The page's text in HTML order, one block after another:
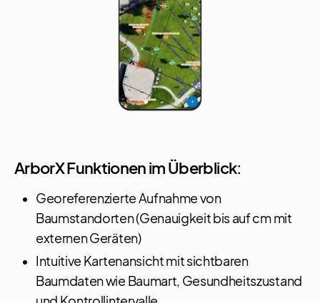
ArborX Funktionen im Überblick:
Georeferenzierte Aufnahme von
Baumstandorten (Genauigkeit bis auf cm mit
externen Geräten)
Intuitive Kartenansicht mit sichtbaren
Baumdaten wie Baumart, Gesundheitszustand